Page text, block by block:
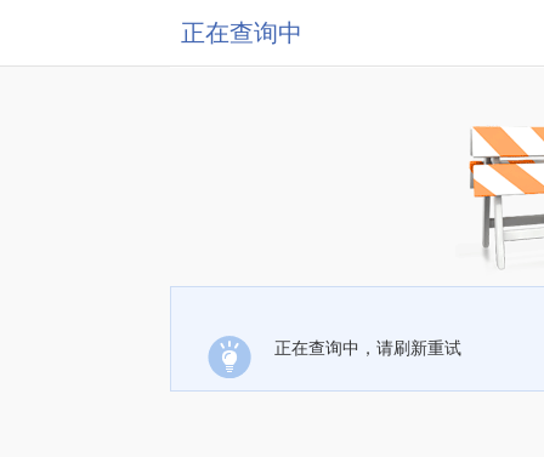
正在查询中
正在查询中，请刷新重试